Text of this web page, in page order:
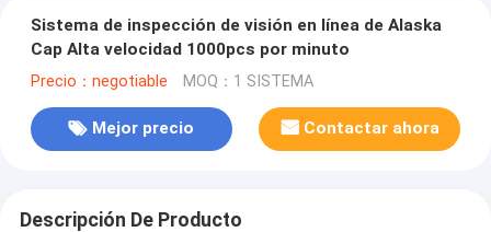
Sistema de inspección de visión en línea de Alaska
Cap Alta velocidad 1000pcs por minuto
Precio：negotiable MOQ：1 SISTEMA
Mejor precio Contactar ahora
Descripción De Producto